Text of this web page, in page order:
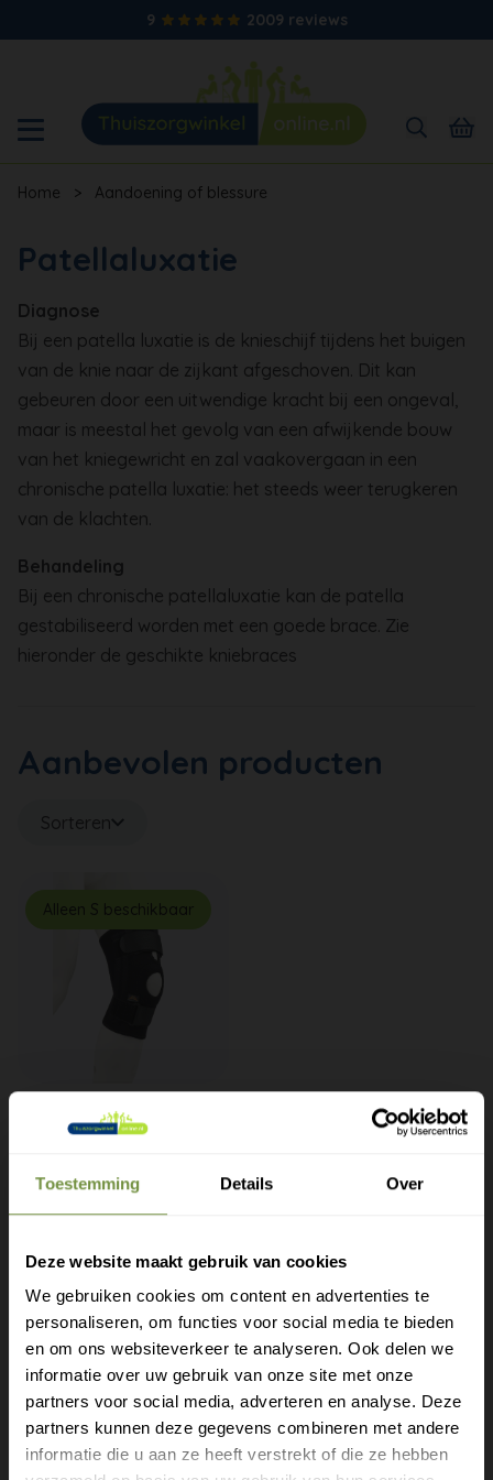
Toestemming Details Over
Deze website maakt gebruik van cookies
We gebruiken cookies om content en advertenties te
personaliseren, om functies voor social media te bieden
en om ons websiteverkeer te analyseren. Ook delen we
informatie over uw gebruik van onze site met onze
partners voor social media, adverteren en analyse. Deze
partners kunnen deze gegevens combineren met andere
informatie die u aan ze heeft verstrekt of die ze hebben
9 2009 reviews
Home > Aandoening of blessure
Patellaluxatie
Diagnose
Bij een patella luxatie is de knieschijf tijdens het buigen
van de knie naar de zijkant afgeschoven. Dit kan
gebeuren door een uitwendige kracht bij een ongeval,
maar is meestal het gevolg van een afwijkende bouw
van het kniegewricht en zal vaakovergaan in een
chronische patella luxatie: het steeds weer terugkeren
van de klachten.
Behandeling
Bij een chronische patellaluxatie kan de patella
gestabiliseerd worden met een goede brace. Zie
hieronder de geschikte kniebraces
Aanbevolen producten
Sorteren
Alleen S beschikbaar
Medical Brace
Neoprene Kniebrace |
Neopreen kniebrace met
compressie en steun bij
€39 €34
Heeft u een vraag of advies
nodig?
Gratis verzending?
Laat je e-mail achter.
Meld je aan voor onze nieuwsbrief en